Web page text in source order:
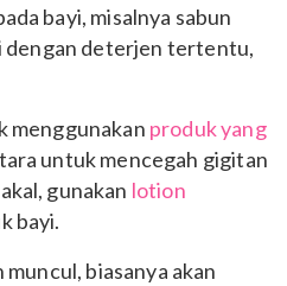
bayi, misalnya sabun
dengan deterjen tertentu,
menggunakan produk yang
untuk mencegah gigitan
gunakan lotion
bayi.
biasanya akan